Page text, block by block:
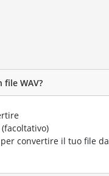
WAV?
convertire il tuo file da